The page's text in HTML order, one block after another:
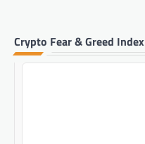
Crypto Fear & Greed Index